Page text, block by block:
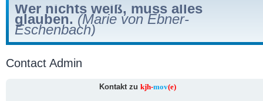
Wer nichts weiß, muss alles
glauben. (Marie von Ebner-
Eschenbach)
Contact Admin
Kontakt zu kjh-mov(e)